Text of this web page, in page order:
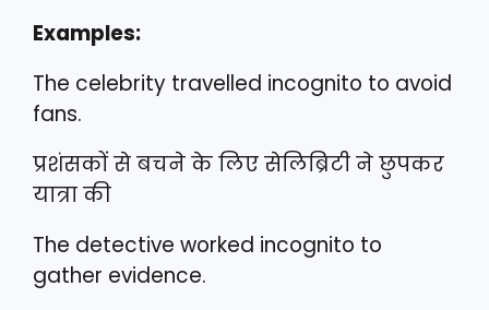
Examples:
The celebrity travelled incognito to avoid
fans.
प्रशंसकों से बचने के लिए सेलिब्रिटी ने छुपकर
यात्रा की
The detective worked incognito to
gather evidence.